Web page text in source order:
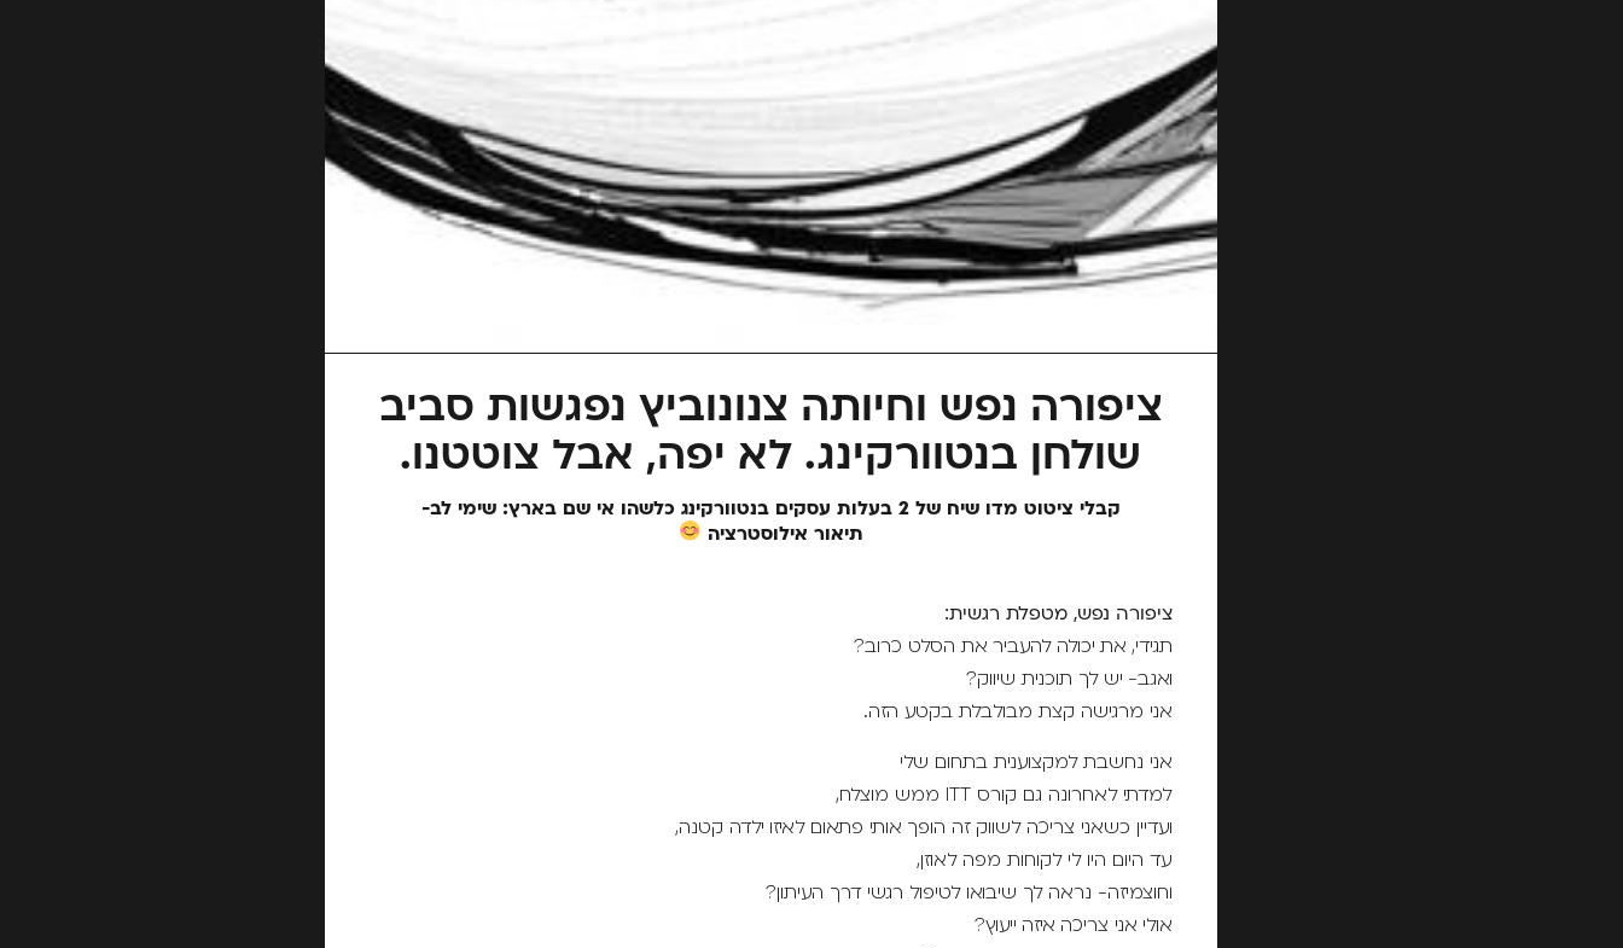
ציפורה נפש וחיותה צנונוביץ נפגשות סביב
שולחן בנטוורקינג. לא יפה, אבל צוטטנו.
קבלי ציטוט מדו שיח של 2 בעלות עסקים בנטוורקינג כלשהו אי שם בארץ: שימי לב-
תיאור אילוסטרציה
ציפורה נפש, מטפלת רגשית:
תגידי, את יכולה להעביר את הסלט כרוב?
ואגב- יש לך תוכנית שיווק?
אני מרגישה קצת מבולבלת בקטע הזה.
אני נחשבת למקצוענית בתחום שלי
למדתי לאחרונה גם קורס ITT ממש מוצלח,
ועדיין כשאני צריכה לשווק זה הופך אותי פתאום לאיזו ילדה קטנה,
עד היום היו לי לקוחות מפה לאוזן,
וחוצמיזה- נראה לך שיבואו לטיפול רגשי דרך העיתון?
אולי אני צריכה איזה ייעוץ?